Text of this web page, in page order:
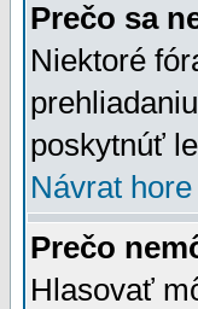
Prečo sa
Niektoré
poskytnúť
Návrat hore
Prečo
Hlasovať